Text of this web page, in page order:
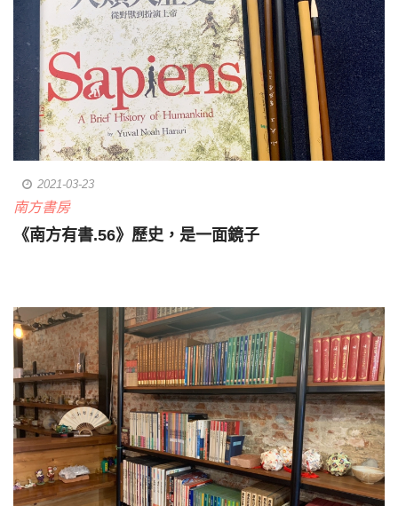
2021-03-23
南方書房
《南方有書.56》歷史，是一面鏡子